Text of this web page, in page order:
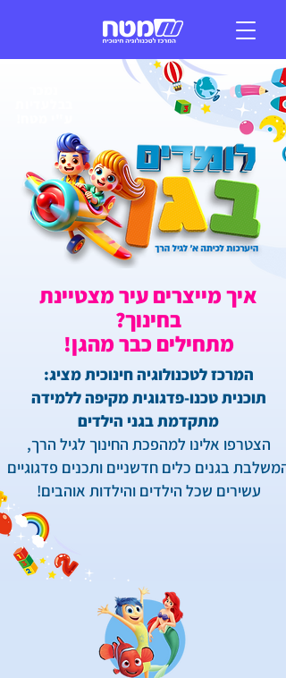
איך מייצרים עיר מצטיינת
בחינוך?
מתחילים כבר מהגן!
המרכז לטכנולוגיה חינוכית מציג:
תוכנית טכנו-פדגוגית מקיפה ללמידה
מתקדמת בגני הילדים
הצטרפו אלינו למהפכת החינוך לגיל הרך,
המשלבת בגנים כלים חדשניים ותכנים פדגוגיים
עשירים שכל הילדים והילדות אוהבים!